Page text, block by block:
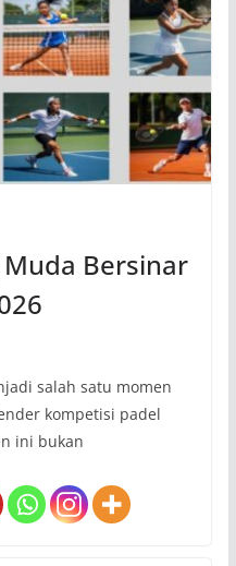
Bersinar
salah satu momen
kompetisi padel
ini bukan